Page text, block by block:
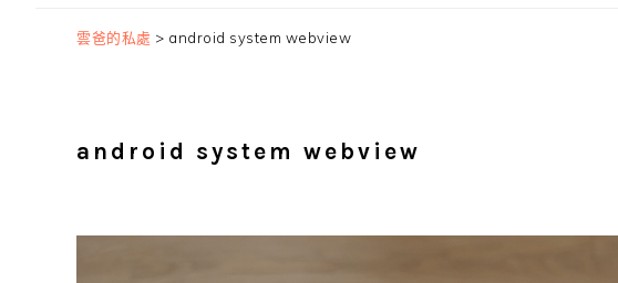
雲爸的私處 > android system webview
android system webview